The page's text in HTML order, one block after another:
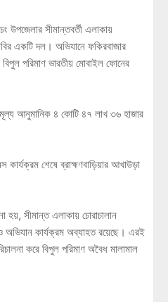
উপজেলার সীমান্তবর্তী এলাকায়
একটি দল। অভিযানে ফকিরবাজার
পরিমাণ ভারতীয় মোবাইল ফোনের
আনুমানিক ৪ কোটি ৪৭ লাখ ৩৬ হাজার
কার্যক্রম শেষে ব্রাহ্মণবাড়িয়ার আখাউড়া
হয়, সীমান্ত এলাকায় চোরাচালান
ও অভিযান কার্যক্রম অব্যাহত রয়েছে। এরই
করে বিপুল পরিমাণ অবৈধ মালামাল